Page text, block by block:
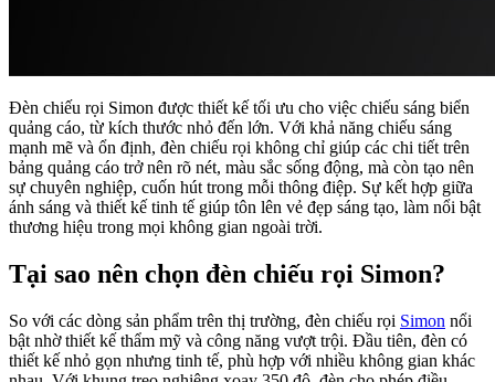
Đèn chiếu rọi Simon được thiết kế tối ưu cho việc chiếu sáng biển
quảng cáo, từ kích thước nhỏ đến lớn. Với khả năng chiếu sáng
mạnh mẽ và ổn định, đèn chiếu rọi không chỉ giúp các chi tiết trên
bảng quảng cáo trở nên rõ nét, màu sắc sống động, mà còn tạo nên
sự chuyên nghiệp, cuốn hút trong mỗi thông điệp. Sự kết hợp giữa
ánh sáng và thiết kế tinh tế giúp tôn lên vẻ đẹp sáng tạo, làm nổi bật
thương hiệu trong mọi không gian ngoài trời.
Tại sao nên chọn đèn chiếu rọi Simon?
So với các dòng sản phẩm trên thị trường, đèn chiếu rọi Simon nổi
bật nhờ thiết kế thẩm mỹ và công năng vượt trội. Đầu tiên, đèn có
thiết kế nhỏ gọn nhưng tinh tế, phù hợp với nhiều không gian khác